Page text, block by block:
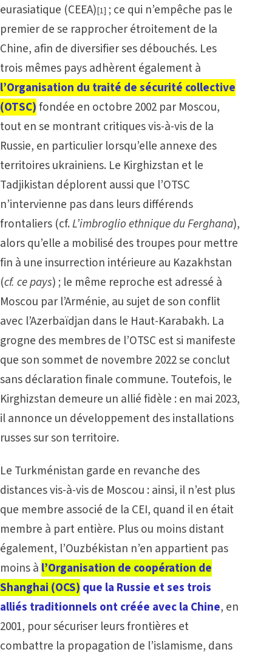
eurasiatique (CEEA)[1] ; ce qui n’empêche pas le
premier de se rapprocher étroitement de la
Chine, afin de diversifier ses débouchés. Les
trois mêmes pays adhèrent également à
l’Organisation du traité de sécurité collective
(OTSC)fondée en octobre 2002 par Moscou,
tout en se montrant critiques vis-à-vis de la
Russie, en particulier lorsqu’elle annexe des
territoires ukrainiens. Le Kirghizstan et le
Tadjikistan déplorent aussi que l’OTSC
n’intervienne pas dans leurs différends
frontaliers (cf.L’imbroglio ethnique du Ferghana),
alors qu’elle a mobilisé des troupes pour mettre
fin à une insurrection intérieure au Kazakhstan
(cf. ce pays) ; le même reproche est adressé à
Moscou par l’Arménie, au sujet de son conflit
avec l’Azerbaïdjan dans le Haut-Karabakh. La
grogne des membres de l’OTSC est si manifeste
que son sommet de novembre 2022 se conclut
sans déclaration finale commune. Toutefois, le
Kirghizstan demeure un allié fidèle : en mai 2023,
il annonce un développement des installations
russes sur son territoire.
Le Turkménistan garde en revanche des
distances vis-à-vis de Moscou : ainsi, il n’est plus
que membre associé de la CEI, quand il en était
membre à part entière. Plus ou moins distant
également, l’Ouzbékistan n’en appartient pas
moins à l’Organisation de coopération de
Shanghai (OCS) que la Russie et ses trois
alliés traditionnels ont créée avec la Chine, en
2001, pour sécuriser leurs frontières et
combattre la propagation de l’islamisme, dans